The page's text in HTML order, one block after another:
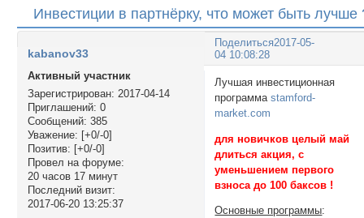
Инвестиции в партнёрку, что может быть лучше
Поделиться2017-05-
04 10:08:28
kabanov33
Активный участник
Зарегистрирован: 2017-04-14
Приглашений: 0
Сообщений: 385
Уважение: [+0/-0]
Позитив: [+0/-0]
Провел на форуме:
20 часов 17 минут
Последний визит:
2017-06-20 13:25:37
Лучшая инвестиционная
программаstamford-
market.com
для новичков целый май
длиться акция, с
уменьшением первого
взноса до 100 баксов !
Основные программы: